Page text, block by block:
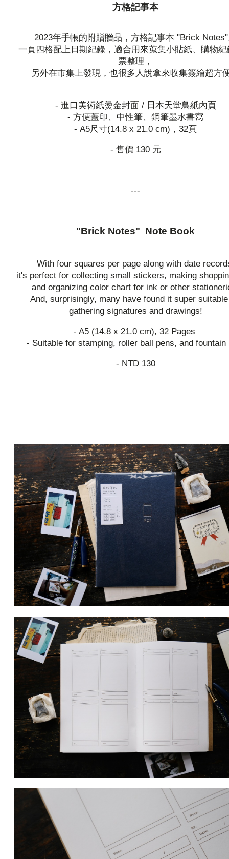
方格記事本
2023年手帳的附贈贈品，方格記事本 "Brick
一頁四格配上日期紀錄，適合用來蒐集小貼紙、購物紀
票整理，
另外在市集上發現，也很多人說拿來收集簽繪超方
- 進口美術紙燙金封面 / 日本天堂鳥紙內頁
- 方便蓋印、中性筆、鋼筆墨水書寫
- A5尺寸(14.8 x 21.0 cm)，32頁
- 售價 130 元
---
"Brick Notes" Note Book
With four squares per page along with date
it's perfect for collecting small stickers, making
and organizing color chart for ink or other
And, surprisingly, many have found it super
gathering signatures and drawings!
- A5 (14.8 x 21.0 cm), 32 Pages
- Suitable for stamping, roller ball pens, and fountain
- NTD 130